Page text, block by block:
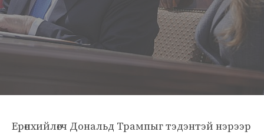
Ерөнхийлөгч Дональд Трампыг тэдэнтэй нэрээр